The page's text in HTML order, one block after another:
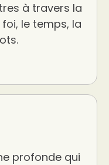
à travers la
le temps, la
profonde qui